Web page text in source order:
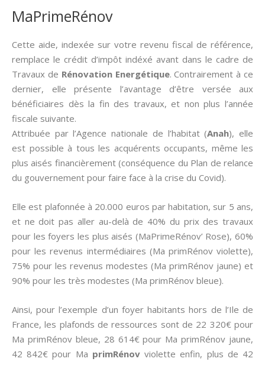
MaPrimeRénov
Cette aide, indexée sur votre revenu fiscal de référence,
remplace le crédit d’impôt indéxé avant dans le cadre de
Travaux de Rénovation Energétique. Contrairement à ce
dernier, elle présente l’avantage d’être versée aux
bénéficiaires dès la fin des travaux, et non plus l’année
fiscale suivante.
Attribuée par l’Agence nationale de l’habitat (Anah), elle
est possible à tous les acquérents occupants, même les
plus aisés financièrement (conséquence du Plan de relance
du gouvernement pour faire face à la crise du Covid).
Elle est plafonnée à 20.000 euros par habitation, sur 5 ans,
et ne doit pas aller au-delà de 40% du prix des travaux
pour les foyers les plus aisés (MaPrimeRénov’ Rose), 60%
pour les revenus intermédiaires (Ma primRénov violette),
75% pour les revenus modestes (Ma primRénov jaune) et
90% pour les très modestes (Ma primRénov bleue).
Ainsi, pour l’exemple d’un foyer habitants hors de l’Ile de
France, les plafonds de ressources sont de 22 320€ pour
Ma primRénov bleue, 28 614€ pour Ma primRénov jaune,
42 842€ pour Ma primRénovviolette enfin, plus de 42